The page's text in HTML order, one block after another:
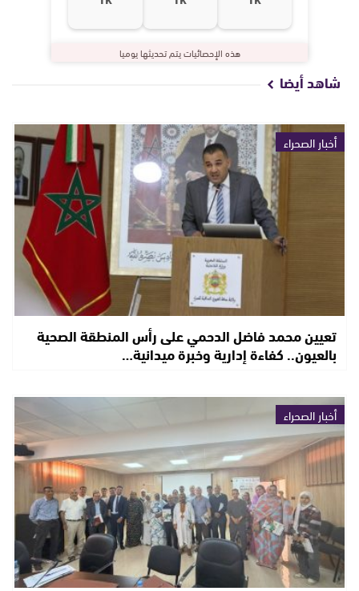
هذه الإحصائيات يتم تحديثها يوميا
شاهد أيضا
أخبار الصحراء
تعيين محمد فاضل الدحمي على رأس المنطقة الصحية
بالعيون.. كفاءة إدارية وخبرة ميدانية…
أخبار الصحراء